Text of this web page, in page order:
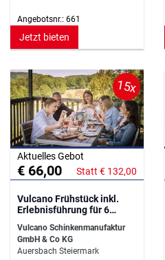
Angebotsnr.: 661
Jetzt bieten
15x
Aktuelles Gebot
€ 66,00 Statt € 132,00
Vulcano Frühstück inkl.
Erlebnisführung für 6
Vulcano Schinkenmanufaktur
GmbH & Co KG
Auersbach Steiermark